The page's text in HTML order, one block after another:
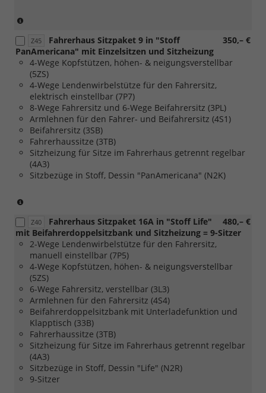
Verbindung
mit
[FM7]
Trmlevel
Style
für
Caravelle
Life)
Z45 350,– €
Fahrerhaus Sitzpaket 9 in "Stoff
PanAmericana" mit Einzelsitzen und Sitzheizung
4-Wege Kopfstützen, höhen- & neigungsverstellbar
(5ZS)
4-Wege Lendenwirbelstütze für den Fahrersitz,
elektrisch einstellbar (7P7)
8-Wege Fahrersitz und 6-Wege Beifahrersitz (3PL)
Armlehnen für den Fahrer- und Beifahrersitz (4S1)
Beifahrersitz (3SB)
Fahrerhaussitze (3TB)
Sitzheizung für Sitze im Fahrerhaus getrennt regelbar
(4A3)
Sitzbezüge in Stoff, Dessin "PanAmericana" (N2K)
Verbindung
mit
[Z08]
Exterieurpaket
''PanAmericana'')
Z40 480,– €
Fahrerhaus Sitzpaket 16A in "Stoff Life"
mit Beifahrerdoppelsitzbank und Sitzheizung = 9-Sitzer
2-Wege Lendenwirbelstütze für den Fahrersitz,
manuell einstellbar (7P5)
4-Wege Kopfstützen, höhen- & neigungsverstellbar
(5ZS)
6-Wege Fahrersitz, verstellbar (3L3)
Armlehnen für den Fahrersitz (4S4)
Beifahrerdoppelsitzbank mit Unterladefunktion und
Klapptisch (33B)
Fahrerhaussitze (3TB)
Sitzheizung für Sitze im Fahrerhaus getrennt regelbar
(4A3)
Sitzbezüge in Stoff, Dessin "Life" (N2R)
9-Sitzer